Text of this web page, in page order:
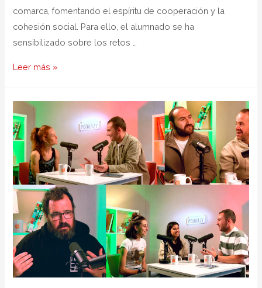
comarca, fomentando el espíritu de cooperación y la
cohesión social. Para ello, el alumnado se ha
sensibilizado sobre los retos …
Leer más »